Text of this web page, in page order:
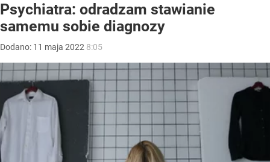
Psychiatra: odradzam stawianie
samemu sobie diagnozy
Dodano: 11 maja 2022 8:05